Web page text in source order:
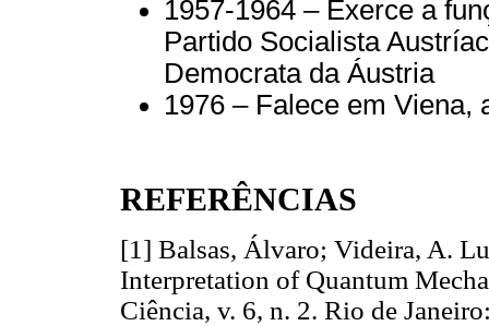
1957-1964 – Exerce a
Partido Socialista
Democrata da Áustria
1976 – Falece em Viena,
REFERÊNCIAS
[1] Balsas, Álvaro; Videira, A.
Interpretation of Quantum
Ciência, v. 6, n. 2. Rio de